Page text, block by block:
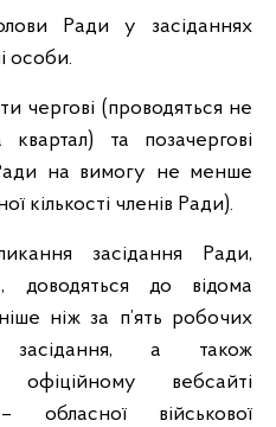
Ради у засіданнях
особи.
чергові (проводяться не
та позачергові
на вимогу не менше
кількості членів Ради).
засідання Ради,
доводяться до відома
ніж за п’ять робочих
а також
вебсайті
– обласної військової